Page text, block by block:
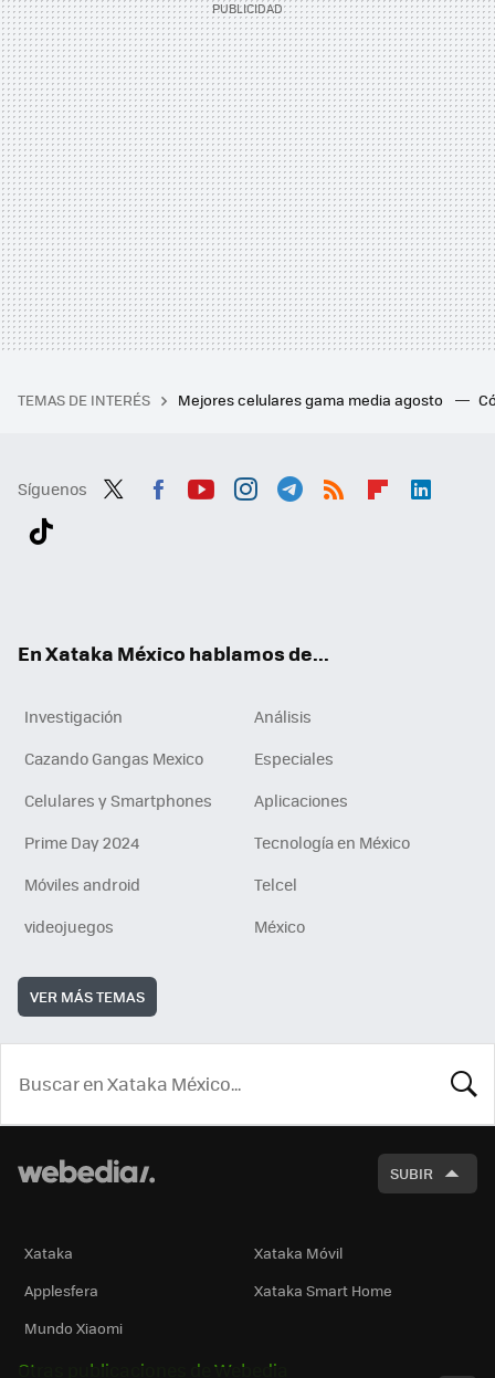
TEMAS DE INTERÉS Mejores celulares gama media agosto
Síguenos
En Xataka México hablamos de...
Investigación
Análisis
Cazando Gangas Mexico
Especiales
Celulares y Smartphones
Aplicaciones
Prime Day 2024
Tecnología en México
Móviles android
Telcel
videojuegos
México
VER MÁS TEMAS
SUBIR
Xataka
Xataka Móvil
Applesfera
Xataka Smart Home
Mundo Xiaomi
Otras publicaciones de Webedia